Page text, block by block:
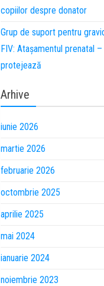
copiilor despre donator
Grup de suport pentru
FIV: Atașamentul prenatal
protejează
Arhive
iunie 2026
martie 2026
februarie 2026
octombrie 2025
aprilie 2025
mai 2024
ianuarie 2024
noiembrie 2023